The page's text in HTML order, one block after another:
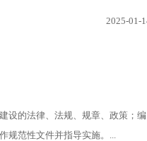
2025-01-
设的法律、法规、规章、政策；编
规范性文件并指导实施。...